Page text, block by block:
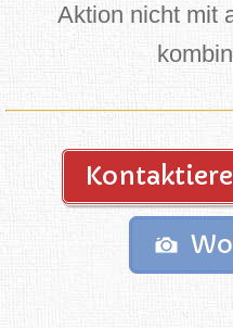
Aktion nicht mit